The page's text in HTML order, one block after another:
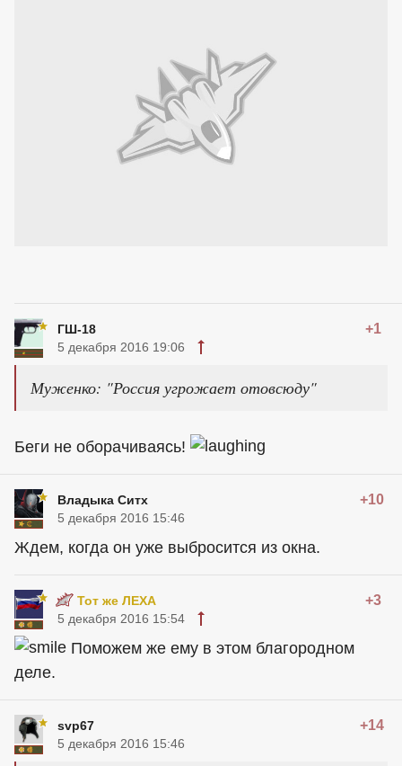
ГШ-18 +1
5 декабря 2016 19:06
Муженко: "Россия угрожает отовсюду"
Беги не оборачиваясь!
Владыка Ситх +10
5 декабря 2016 15:46
Ждем, когда он уже выбросится из окна.
Тот же ЛЕХА +3
5 декабря 2016 15:54
Поможем же ему в этом благородном
деле.
svp67 +14
5 декабря 2016 15:46